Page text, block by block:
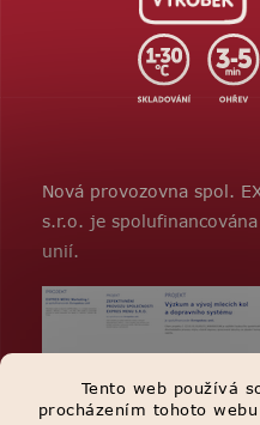
Tento web používá
procházením tohoto
Nová provozovna spol.
s.r.o. je
unií.